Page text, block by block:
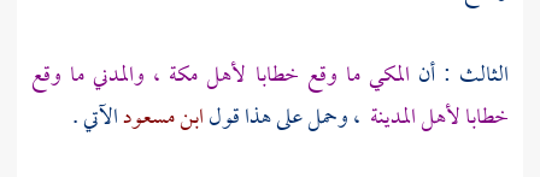
الثالث : أن المكي ما وقع خطابا لأهلمكة ، والمدني ما وقع
خطابالأهلالمدينة ، وحمل على هذا قولابن مسعودالآتي .